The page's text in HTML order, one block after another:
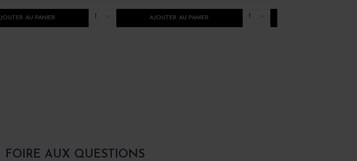
AU PANIER AJOUTER AU PANIER
FOIRE AUX QUESTIONS